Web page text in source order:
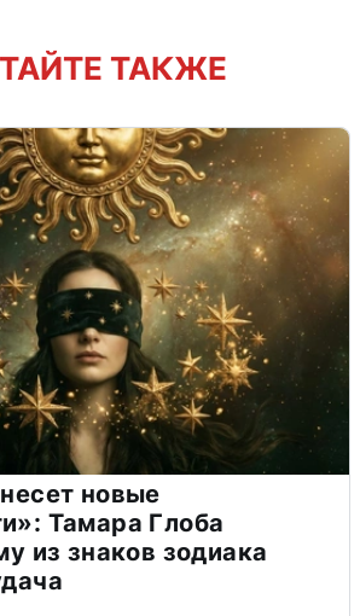
ТАКЖЕ
новые
Тамара Глоба
из знаков зодиака